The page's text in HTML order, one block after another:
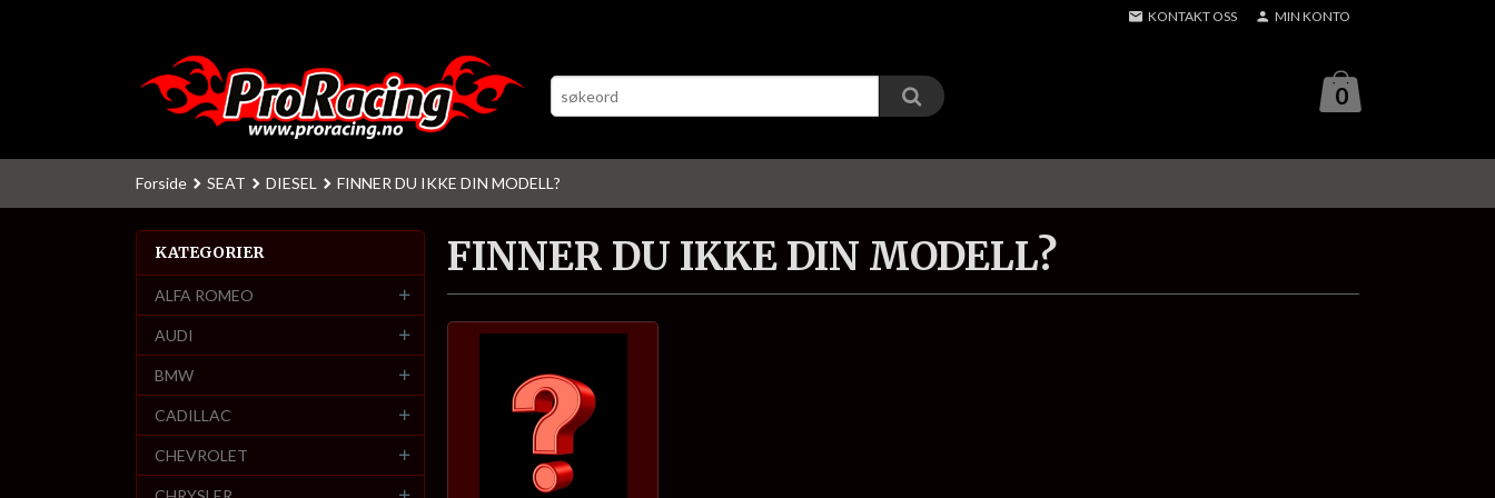
KONTAKT OSS MIN KONTO
0
Forside SEAT DIESEL FINNER DU IKKE DIN MODELL?
FINNER DU IKKE DIN MODELL?
KATEGORIER
ALFA ROMEO
AUDI
BMW
CADILLAC
CHEVROLET